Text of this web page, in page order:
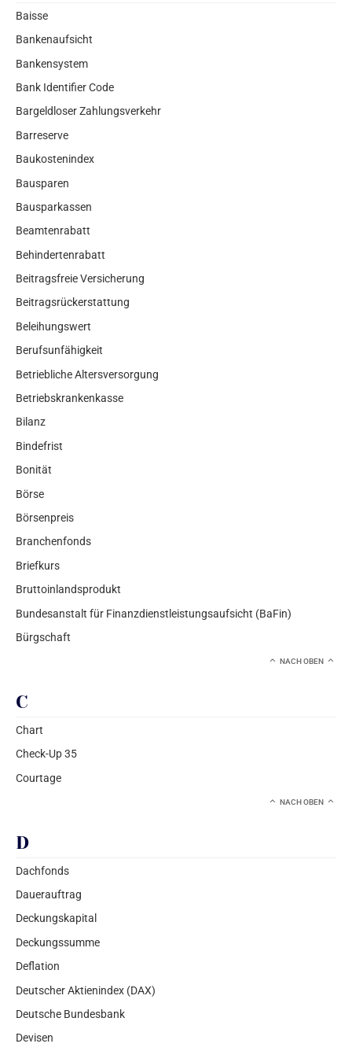
Baisse
Bankenaufsicht
Bankensystem
Bank Identifier Code
Bargeldloser Zahlungsverkehr
Barreserve
Baukostenindex
Bausparen
Bausparkassen
Beamtenrabatt
Behindertenrabatt
Beitragsfreie Versicherung
Beitragsrückerstattung
Beleihungswert
Berufsunfähigkeit
Betriebliche Altersversorgung
Betriebskrankenkasse
Bilanz
Bindefrist
Bonität
Börse
Börsenpreis
Branchenfonds
Briefkurs
Bruttoinlandsprodukt
Bundesanstalt für Finanzdienstleistungsaufsicht (BaFin)
Bürgschaft
NACH OBEN
C
Chart
Check-Up 35
Courtage
NACH OBEN
D
Dachfonds
Dauerauftrag
Deckungskapital
Deckungssumme
Deflation
Deutscher Aktienindex (DAX)
Deutsche Bundesbank
Devisen